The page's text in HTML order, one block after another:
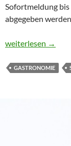
Sofortmeldung
abgegeben
Sofortmeldungen
weiterlesen →
GASTRONOMIE